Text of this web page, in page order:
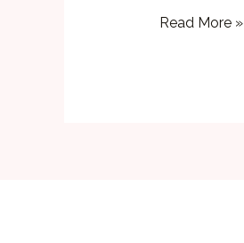
Read More »